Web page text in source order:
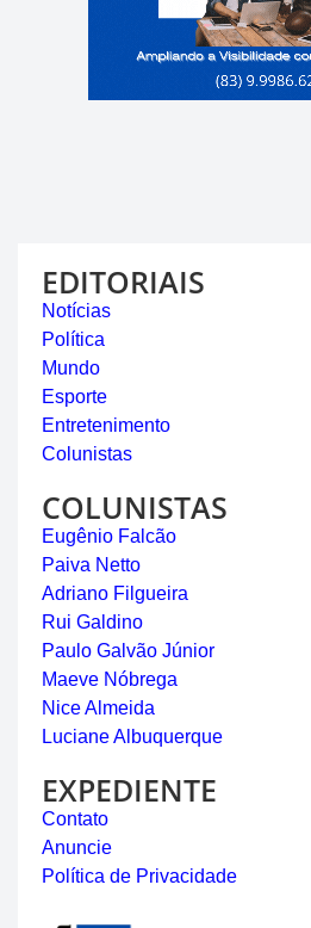
EDITORIAIS
Notícias
Política
Mundo
Esporte
Entretenimento
Colunistas
COLUNISTAS
Eugênio Falcão
Paiva Netto
Adriano Filgueira
Rui Galdino
Paulo Galvão Júnior
Maeve Nóbrega
Nice Almeida
Luciane Albuquerque
EXPEDIENTE
Contato
Anuncie
Política de Privacidade